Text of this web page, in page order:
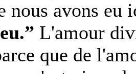
nous avons eu
L'amour
que de